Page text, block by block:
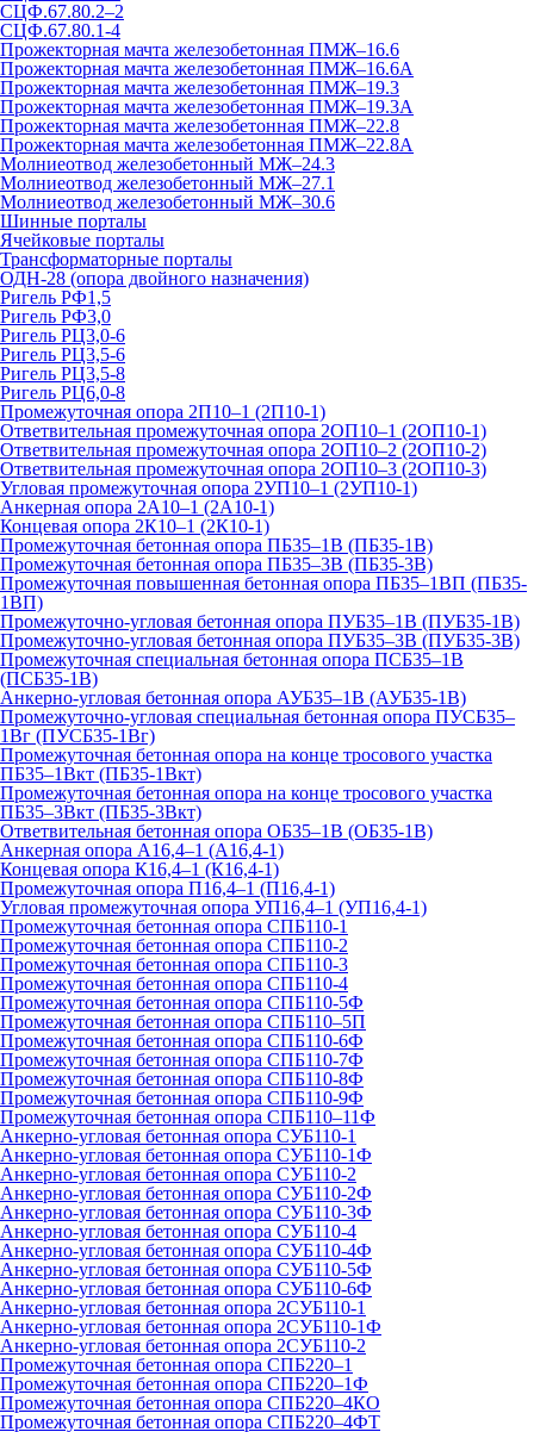
СЦФ.67.80.2–2
СЦФ.67.80.1-4
Прожекторная мачта железобетонная ПМЖ–16.6
Прожекторная мачта железобетонная ПМЖ–16.6А
Прожекторная мачта железобетонная ПМЖ–19.3
Прожекторная мачта железобетонная ПМЖ–19.3А
Прожекторная мачта железобетонная ПМЖ–22.8
Прожекторная мачта железобетонная ПМЖ–22.8А
Молниеотвод железобетонный МЖ–24.3
Молниеотвод железобетонный МЖ–27.1
Молниеотвод железобетонный МЖ–30.6
Шинные порталы
Ячейковые порталы
Трансформаторные порталы
ОДН-28 (опора двойного назначения)
Ригель РФ1,5
Ригель РФ3,0
Ригель РЦ3,0-6
Ригель РЦ3,5-6
Ригель РЦ3,5-8
Ригель РЦ6,0-8
Промежуточная опора 2П10–1 (2П10-1)
Ответвительная промежуточная опора 2ОП10–1 (2ОП10-1)
Ответвительная промежуточная опора 2ОП10–2 (2ОП10-2)
Ответвительная промежуточная опора 2ОП10–3 (2ОП10-3)
Угловая промежуточная опора 2УП10–1 (2УП10-1)
Анкерная опора 2А10–1 (2А10-1)
Концевая опора 2К10–1 (2К10-1)
Промежуточная бетонная опора ПБ35–1В (ПБ35-1В)
Промежуточная бетонная опора ПБ35–3В (ПБ35-3В)
Промежуточная повышенная бетонная опора ПБ35–1ВП (ПБ35-
1ВП)
Промежуточно-угловая бетонная опора ПУБ35–1В (ПУБ35-1В)
Промежуточно-угловая бетонная опора ПУБ35–3В (ПУБ35-3В)
Промежуточная специальная бетонная опора ПСБ35–1В
(ПСБ35-1В)
Анкерно-угловая бетонная опора АУБ35–1В (АУБ35-1В)
Промежуточно-угловая специальная бетонная опора ПУСБ35–
1Вг (ПУСБ35-1Вг)
Промежуточная бетонная опора на конце тросового участка
ПБ35–1Вкт (ПБ35-1Вкт)
Промежуточная бетонная опора на конце тросового участка
ПБ35–3Вкт (ПБ35-3Вкт)
Ответвительная бетонная опора ОБ35–1В (ОБ35-1В)
Анкерная опора А16,4–1 (А16,4-1)
Концевая опора К16,4–1 (К16,4-1)
Промежуточная опора П16,4–1 (П16,4-1)
Угловая промежуточная опора УП16,4–1 (УП16,4-1)
Промежуточная бетонная опора СПБ110-1
Промежуточная бетонная опора СПБ110-2
Промежуточная бетонная опора СПБ110-3
Промежуточная бетонная опора СПБ110-4
Промежуточная бетонная опора СПБ110-5Ф
Промежуточная бетонная опора СПБ110–5П
Промежуточная бетонная опора СПБ110-6Ф
Промежуточная бетонная опора СПБ110-7Ф
Промежуточная бетонная опора СПБ110-8Ф
Промежуточная бетонная опора СПБ110-9Ф
Промежуточная бетонная опора СПБ110–11Ф
Анкерно-угловая бетонная опора СУБ110-1
Анкерно-угловая бетонная опора СУБ110-1Ф
Анкерно-угловая бетонная опора СУБ110-2
Анкерно-угловая бетонная опора СУБ110-2Ф
Анкерно-угловая бетонная опора СУБ110-3Ф
Анкерно-угловая бетонная опора СУБ110-4
Анкерно-угловая бетонная опора СУБ110-4Ф
Анкерно-угловая бетонная опора СУБ110-5Ф
Анкерно-угловая бетонная опора СУБ110-6Ф
Анкерно-угловая бетонная опора 2СУБ110-1
Анкерно-угловая бетонная опора 2СУБ110-1Ф
Анкерно-угловая бетонная опора 2СУБ110-2
Промежуточная бетонная опора СПБ220–1
Промежуточная бетонная опора СПБ220–1Ф
Промежуточная бетонная опора СПБ220–4КО
Промежуточная бетонная опора СПБ220–4ФТ